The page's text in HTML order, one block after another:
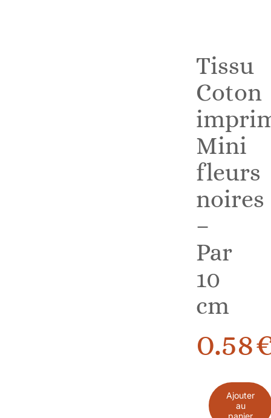
Tissu
Coton
Mini
fleurs
noires
–
Par
10
cm
0.58
quantité
Ajouter
au
panier